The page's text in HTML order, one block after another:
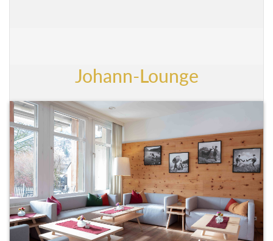
Johann-Lounge